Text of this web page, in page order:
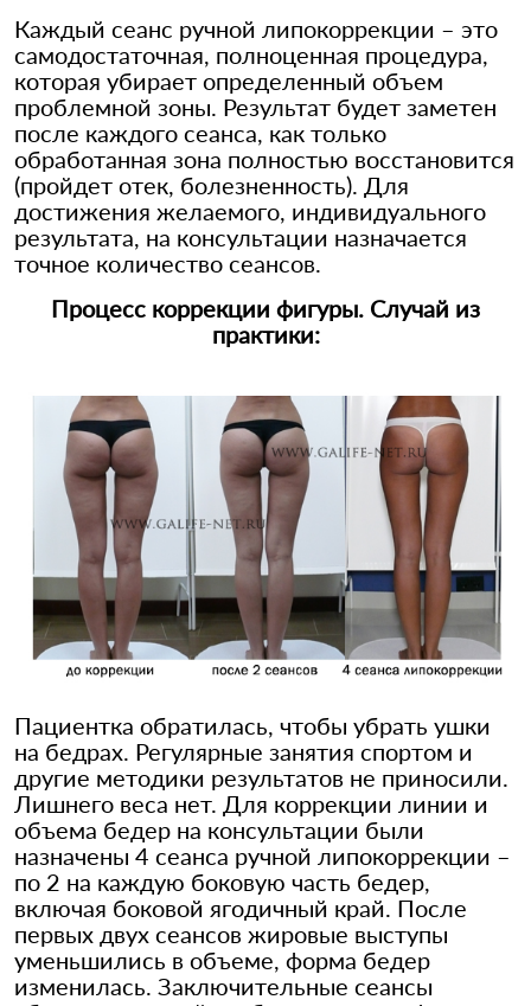
Каждый сеанс ручной липокоррекции – это
самодостаточная, полноценная процедура,
которая убирает определенный объем
проблемной зоны. Результат будет заметен
после каждого сеанса, как только
обработанная зона полностью восстановится
(пройдет отек, болезненность). Для
достижения желаемого, индивидуального
результата, на консультации назначается
точное количество сеансов.
Процесс коррекции фигуры. Случай из
практики:
Пациентка обратилась, чтобы убрать ушки
на бедрах. Регулярные занятия спортом и
другие методики результатов не приносили.
Лишнего веса нет. Для коррекции линии и
объема бедер на консультации были
назначены 4 сеанса ручной липокоррекции –
по 2 на каждую боковую часть бедер,
включая боковой ягодичный край. После
первых двух сеансов жировые выступы
уменьшились в объеме, форма бедер
изменилась. Заключительные сеансы